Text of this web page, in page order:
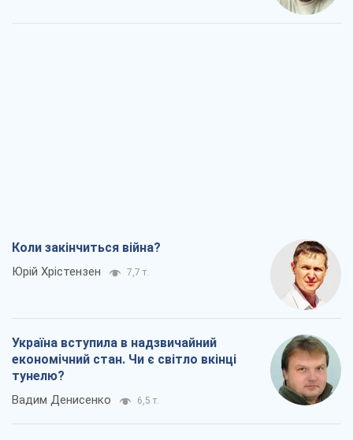
Коли закінчиться війна?
Юрій Хрістензен 7,7 т.
Україна вступила в надзвичайний
економічний стан. Чи є світло вкінці
тунелю?
Вадим Денисенко 6,5 т.